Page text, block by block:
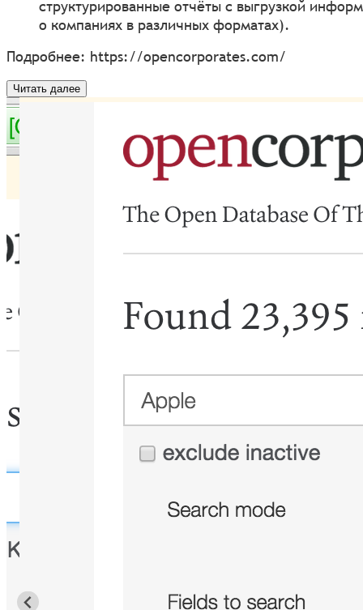
структурированные отчёты с выгрузкой
о компаниях в различных форматах).
Подробнее: https://opencorporates.com/
Читать далее